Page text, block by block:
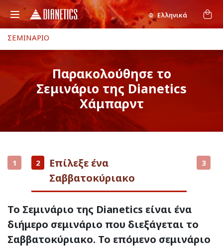
Ελληνικά
ΣΕΜΙΝΑΡΙΟ
Παρακολούθησε το
Σεμινάριο της Dianetics
Χάμπαρντ
1 2
Επίλεξε ένα
Σαββατοκύριακο
3
Το Σεμινάριο της Dianetics είναι ένα
διήμερο σεμινάριο που διεξάγεται το
Σαββατοκύριακο. Το επόμενο σεμινάριο